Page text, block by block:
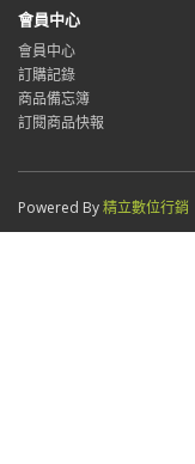
會員中心
會員中心
訂購記錄
商品備忘簿
訂閱商品快報
Powered By精立數位行銷